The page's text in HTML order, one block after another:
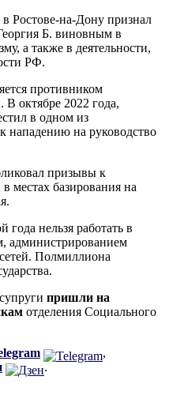
на-Дону признал
Б. виновным в
а также в деятельности,
РФ.
противником
октябре 2022 года,
в одном из
нападению на руководство
призывы к
местах базирования на
нельзя работать в
администрированием
Полмиллиона
пришли на
отделения Социального
,
.